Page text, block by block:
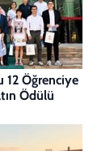
12 Öğrenciye
Ödülü